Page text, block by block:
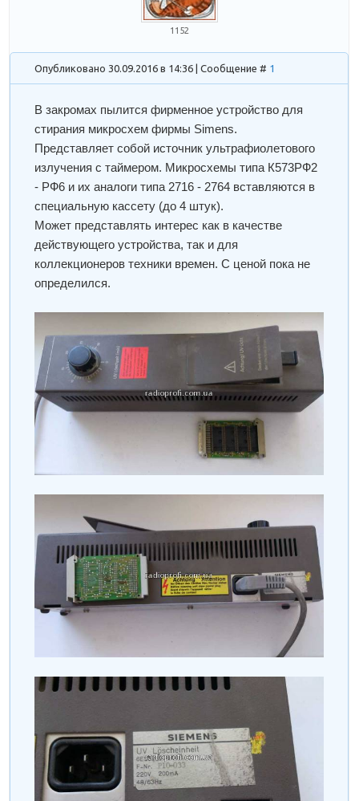
1152
Опубликовано 30.09.2016 в 14:36 | Сообщение # 1
В закромах пылится фирменное устройство для
стирания микросхем фирмы Simens.
Представляет собой источник ультрафиолетового
излучения с таймером. Микросхемы типа К573РФ2
- РФ6 и их аналоги типа 2716 - 2764 вставляются в
специальную кассету (до 4 штук).
Может представлять интерес как в качестве
действующего устройства, так и для
коллекционеров техники времен. С ценой пока не
определился.